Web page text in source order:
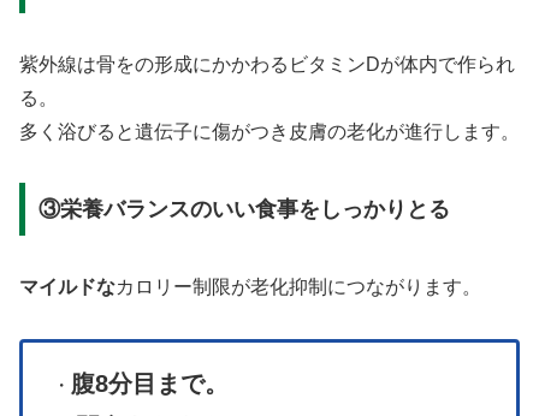
紫外線は骨をの形成にかかわるビタミンDが体内で作られ
る。
多く浴びると遺伝子に傷がつき皮膚の老化が進行します。
③栄養バランスのいい食事をしっかりとる
マイルドなカロリー制限が老化抑制につながります。
・ 腹8分目まで。